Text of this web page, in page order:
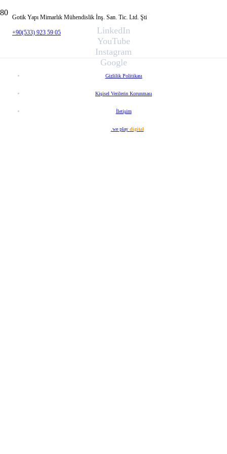
Gotik Yapı Mimarlık Mühendislik İnş. San. Tic. Ltd. Şti
+90(533) 923 59 05
LinkedIn
YouTube
Instagram
Google
Gizlilik Politikası
Kişisel Verilerin Korunması
İletişim
.we play digital